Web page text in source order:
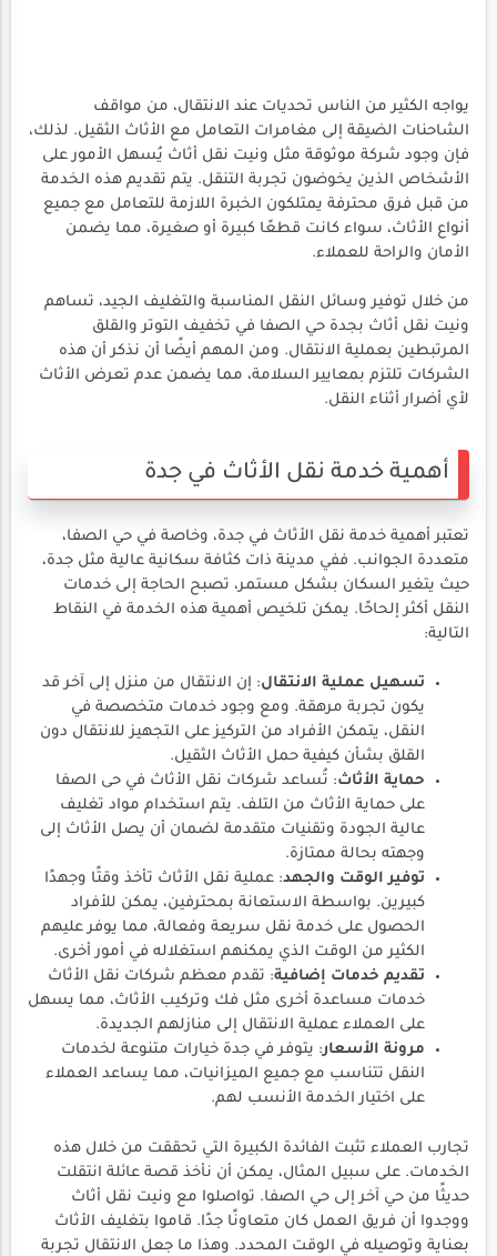
يواجه الكثير من الناس تحديات عند الانتقال، من مواقف
الشاحنات الضيقة إلى مغامرات التعامل مع الأثاث الثقيل. لذلك،
فإن وجود شركة موثوقة مثل ونيت نقل أثاث يُسهل الأمور على
الأشخاص الذين يخوضون تجربة التنقل. يتم تقديم هذه الخدمة
من قبل فرق محترفة يمتلكون الخبرة اللازمة للتعامل مع جميع
أنواع الأثاث، سواء كانت قطعًا كبيرة أو صغيرة، مما يضمن
الأمان والراحة للعملاء.
من خلال توفير وسائل النقل المناسبة والتغليف الجيد، تساهم
ونيت نقل أثاث بجدة حي الصفا في تخفيف التوتر والقلق
المرتبطين بعملية الانتقال. ومن المهم أيضًا أن نذكر أن هذه
الشركات تلتزم بمعايير السلامة، مما يضمن عدم تعرض الأثاث
لأي أضرار أثناء النقل.
أهمية خدمة نقل الأثاث في جدة
تعتبر أهمية خدمة نقل الأثاث في جدة، وخاصة في حي الصفا،
متعددة الجوانب. ففي مدينة ذات كثافة سكانية عالية مثل جدة،
حيث يتغير السكان بشكل مستمر، تصبح الحاجة إلى خدمات
النقل أكثر إلحاحًا. يمكن تلخيص أهمية هذه الخدمة في النقاط
التالية:
تسهيل عملية الانتقال: إن الانتقال من منزل إلى آخر قد
يكون تجربة مرهقة. ومع وجود خدمات متخصصة في
النقل، يتمكن الأفراد من التركيز على التجهيز للانتقال دون
القلق بشأن كيفية حمل الأثاث الثقيل.
حماية الأثاث: تُساعد شركات نقل الأثاث في حى الصفا
على حماية الأثاث من التلف. يتم استخدام مواد تغليف
عالية الجودة وتقنيات متقدمة لضمان أن يصل الأثاث إلى
وجهته بحالة ممتازة.
توفير الوقت والجهد: عملية نقل الأثاث تأخذ وقتًا وجهدًا
كبيرين. بواسطة الاستعانة بمحترفين، يمكن للأفراد
الحصول على خدمة نقل سريعة وفعالة، مما يوفر عليهم
الكثير من الوقت الذي يمكنهم استغلاله في أمور أخرى.
تقديم خدمات إضافية: تقدم معظم شركات نقل الأثاث
خدمات مساعدة أخرى مثل فك وتركيب الأثاث، مما يسهل
على العملاء عملية الانتقال إلى منازلهم الجديدة.
مرونة الأسعار: يتوفر في جدة خيارات متنوعة لخدمات
النقل تتناسب مع جميع الميزانيات، مما يساعد العملاء
على اختيار الخدمة الأنسب لهم.
تجارب العملاء تثبت الفائدة الكبيرة التي تحققت من خلال هذه
الخدمات. على سبيل المثال، يمكن أن نأخذ قصة عائلة انتقلت
حديثًا من حي آخر إلى حي الصفا. تواصلوا مع ونيت نقل أثاث
ووجدوا أن فريق العمل كان متعاونًا جدًا. قاموا بتغليف الأثاث
بعناية وتوصيله في الوقت المحدد. وهذا ما جعل الانتقال تجربة